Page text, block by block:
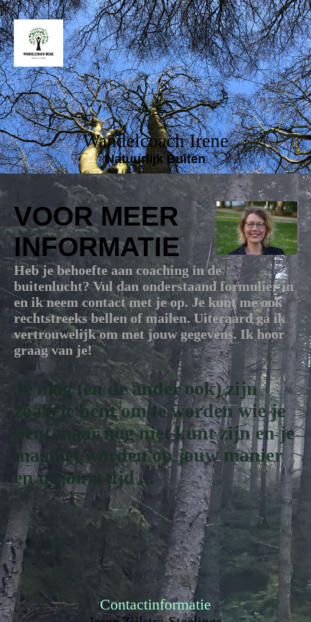
Wandelcoach Irene
Natuurlijk Buiten
VOOR MEER
INFORMATIE
Heb je behoefte aan coaching in de
buitenlucht? Vul dan onderstaand formulier in
en ik neem contact met je op. Je kunt me ook
rechtstreeks bellen of mailen. Uiteraard ga ik
vertrouwelijk om met jouw gegevens. Ik hoor
graag van je!
Je mag (en de ander ook) zijn
zoals je bent om te worden wie je
bent maar nog niet kunt zijn en je
mag het worden op jouw manier
en in jouw tijd ...
Contactinformatie